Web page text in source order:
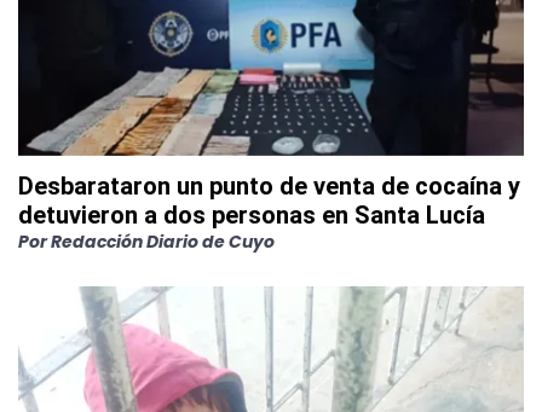
Desbarataron un punto de venta de cocaína y
detuvieron a dos personas en Santa Lucía
PorRedacción Diario de Cuyo